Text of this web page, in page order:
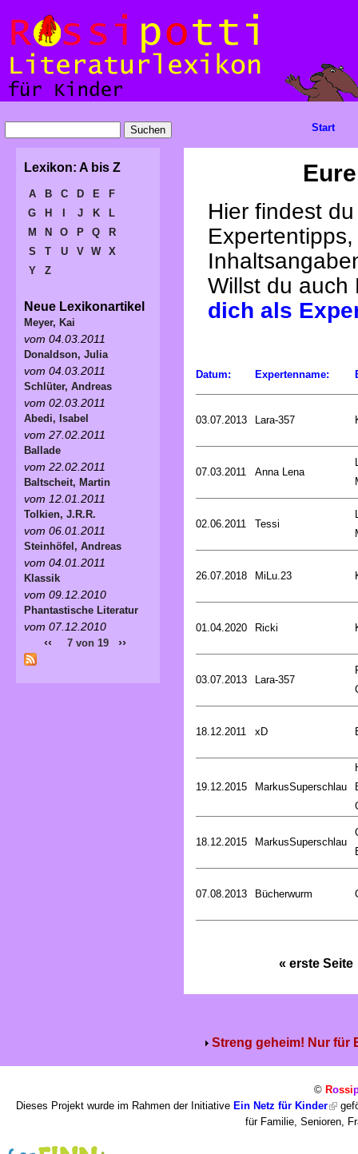
Hier findest
Willst du
dich als
Datum: Expertenname:
03.07.2013 Lara-357
07.03.2011 Anna Lena
02.06.2011 Tessi
26.07.2018 MiLu.23
01.04.2020 Ricki
03.07.2013 Lara-357
18.12.2011 xD
19.12.2015 MarkusSuperschlau
18.12.2015 MarkusSuperschlau
07.08.2013 Bücherwurm
« erste Seite
Streng geheim! Nur für
Start
Lexikon: A bis Z
A B C D E
F
G
H J K
L
M
N O P Q
R
S
T U V W
X
Y
Z
Neue Lexikonartikel
Meyer, Kai
vom 04.03.2011
Donaldson, Julia
vom 04.03.2011
Schlüter, Andreas
vom 02.03.2011
Abedi, Isabel
vom 27.02.2011
Ballade
vom 22.02.2011
Baltscheit, Martin
vom 12.01.2011
Tolkien, J.R.R.
vom 06.01.2011
Steinhöfel, Andreas
vom 04.01.2011
Klassik
vom 09.12.2010
Phantastische Literatur
vom 07.12.2010
‹‹ 7 von 19 ››
© Rossi
Dieses Projekt wurde im Rahmen der Initiative Ein Netz für Kinder
für Familie, Senioren,